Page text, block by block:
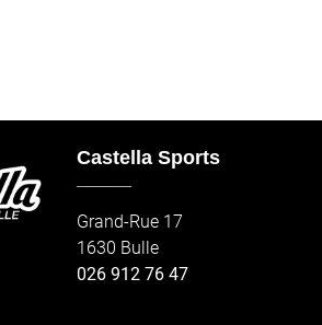
Castella Sports
Grand-Rue 17
1630 Bulle
026 912 76 47